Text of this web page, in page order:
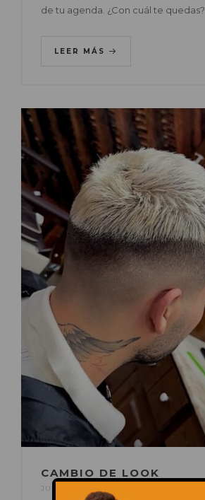
de tu agenda. ¿Con cuál te quedas?
LEER MÁS
CAMBIO DE LOOK
JUN 05, 2026